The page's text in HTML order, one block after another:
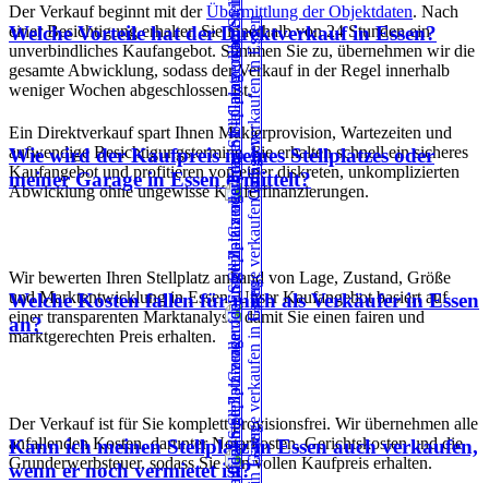
Der Verkauf beginnt mit derÜbermittlung der Objektdaten. Nach
einer Besichtigung erhalten Sie innerhalb von 24 Stunden ein
unverbindliches Kaufangebot. Stimmen Sie zu, übernehmen wir die
gesamte Abwicklung, sodass der Verkauf in der Regel innerhalb
weniger Wochen abgeschlossen ist.
Welche Vorteile hat der Direktverkauf in Essen?
Ein Direktverkauf spart Ihnen Maklerprovision, Wartezeiten und
aufwendige Besichtigungstermine. Sie erhalten schnell ein sicheres
Kaufangebot und profitieren von einer diskreten, unkomplizierten
Abwicklung ohne ungewisse Käuferfinanzierungen.
Wie wird der Kaufpreis meines Stellplatzes oder
meiner Garage in Essen ermittelt?
Wir bewerten Ihren Stellplatz anhand von Lage, Zustand, Größe
und Marktentwicklung in Essen. Unser Kaufangebot basiert auf
einer transparenten Marktanalyse, damit Sie einen fairen und
marktgerechten Preis erhalten.
Welche Kosten fallen für mich als Verkäufer in Essen
an?
Der Verkauf ist für Sie komplett provisionsfrei. Wir übernehmen alle
anfallenden Kosten, darunter Notarkosten, Gerichtskosten und die
Grunderwerbsteuer, sodass Sie den vollen Kaufpreis erhalten.
Kann ich meinen Stellplatz in Essen auch verkaufen,
wenn er noch vermietet ist?